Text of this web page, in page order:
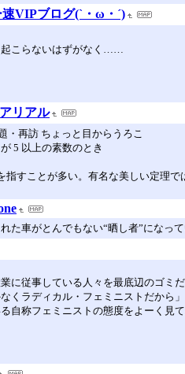
速VIPブログ(`・ω・´)
起こらないはずがなく……
リアル
・再訪 ちょっと目からうろこ
5 以上の素数のとき
すことが多い。有名な美しい定理
た車がとんでもない“晒し者”になっ
に従事している人々を最底辺のゴミ
くラディカル・フェミニストだから
自称フェミニストの態度をよーく見て